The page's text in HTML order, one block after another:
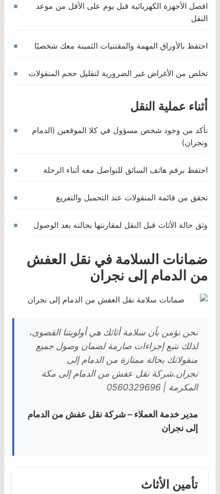
افصل الأجهزة الكهربائية قبل يوم على الأقل من موعد
النقل
احتفظ بالأوراق المهمة والمقتنيات الثمينة معك شخصيًا
تخلص من الأغراض غير الضرورية لتقليل حجم المنقولات
أثناء عملية النقل
تأكد من وجود شخص مسؤول في كلا الموقعين (الدمام
ونجران)
احتفظ برقم هاتف السائق للتواصل معه أثناء الرحلة
تحقق من قائمة المنقولات عند التحميل والتفريغ
وثق حالة الأثاث قبل النقل لمقارنتها بحالته بعد الوصول
ضمانات السلامة في نقل العفش
من الدمام إلى نجران
نحن نؤمن بأن سلامة أثاثك هي أولويتنا القصوى،
لذلك نتبع إجراءات صارمة لضمان وصول جميع
منقولاتك بحالة ممتازة من الدمام إلى
نجران.شركة نقل عفش من الدمام إلى مكة
المكرمة | 0560329696
مدير خدمة العملاء – شركة نقل عفش من الدمام
إلى نجران
تأمين الأثاث